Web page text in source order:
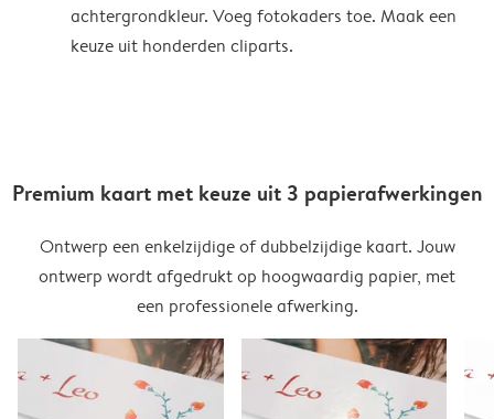
achtergrondkleur. Voeg fotokaders toe. Maak een
keuze uit honderden cliparts.
Premium kaart met keuze uit 3 papierafwerkingen
Ontwerp een enkelzijdige of dubbelzijdige kaart. Jouw
ontwerp wordt afgedrukt op hoogwaardig papier, met
een professionele afwerking.